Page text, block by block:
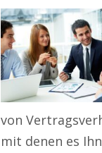
von
mit denen es